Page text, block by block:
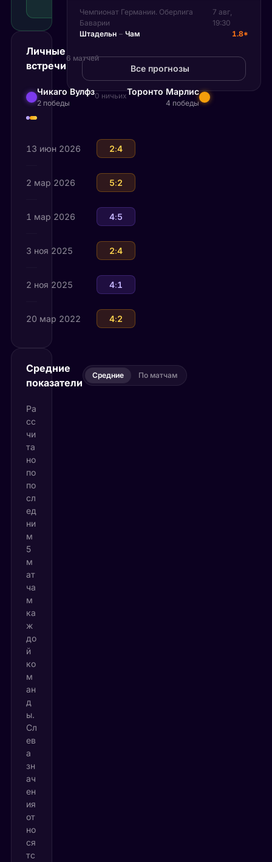
ставка
Личные
встречи
6 матчей
Чикаго Вулфз
2 победы
0 ничьихТоронто Марлис
4 победы
13 июн 2026 Чикаго Вулфз
2:4
2 мар 2026 Торонто Марлис
5:2
1 мар 2026 Торонто Марлис
4:5
3 ноя 2025 Чикаго Вулфз
2:4
2 ноя 2025 Чикаго Вулфз
4:1
20 мар 2022 Торонто Марлис
4:2
Средние
показатели
Средние По матчам
Ра
сс
чи
та
но
по
по
сл
ед
ни
м
5
м
ат
ча
м
ка
ж
до
й
ко
м
ан
д
ы.
Сл
ев
а
зн
ач
ен
ия
от
но
ся
тс
Чемпионат Германии. Оберлига
Баварии
7 авг,
19:30
Штадельн – Чам 1.8*
Все прогнозы